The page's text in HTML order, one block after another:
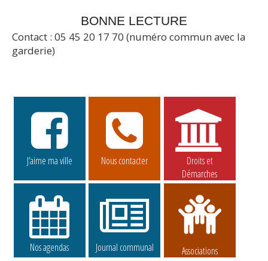
BONNE LECTURE
Contact : 05 45 20 17 70 (numéro commun avec la
garderie)
J’aime ma ville Nous contacter
Droits et
Démarches
Nos agendas Journal communal Associations